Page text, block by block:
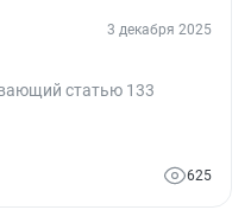
3 декабря 2025
статью 133
625